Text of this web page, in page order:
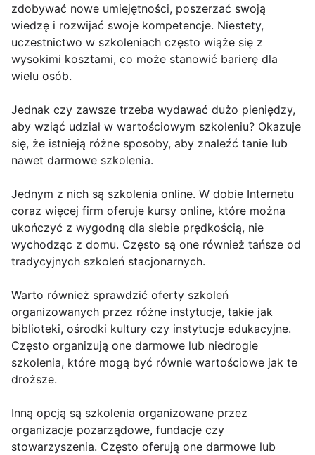
zdobywać nowe umiejętności, poszerzać swoją
wiedzę i rozwijać swoje kompetencje. Niestety,
uczestnictwo w szkoleniach często wiąże się z
wysokimi kosztami, co może stanowić barierę dla
wielu osób.
Jednak czy zawsze trzeba wydawać dużo pieniędzy,
aby wziąć udział w wartościowym szkoleniu? Okazuje
się, że istnieją różne sposoby, aby znaleźć tanie lub
nawet darmowe szkolenia.
Jednym z nich są szkolenia online. W dobie Internetu
coraz więcej firm oferuje kursy online, które można
ukończyć z wygodną dla siebie prędkością, nie
wychodząc z domu. Często są one również tańsze od
tradycyjnych szkoleń stacjonarnych.
Warto również sprawdzić oferty szkoleń
organizowanych przez różne instytucje, takie jak
biblioteki, ośrodki kultury czy instytucje edukacyjne.
Często organizują one darmowe lub niedrogie
szkolenia, które mogą być równie wartościowe jak te
droższe.
Inną opcją są szkolenia organizowane przez
organizacje pozarządowe, fundacje czy
stowarzyszenia. Często oferują one darmowe lub